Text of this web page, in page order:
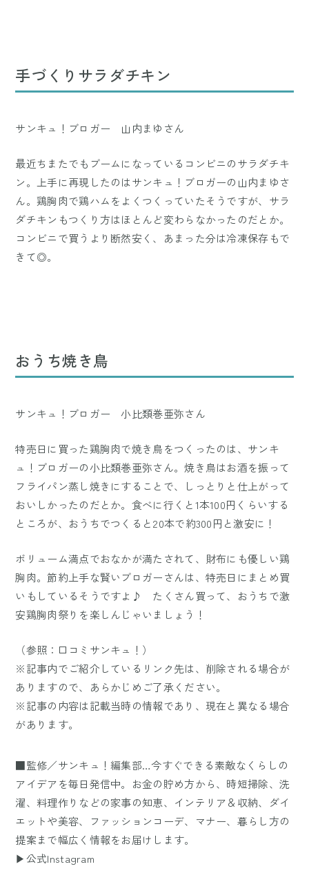
手づくりサラダチキン
サンキュ！ブロガー 山内まゆさん
最近ちまたでもブームになっているコンビニのサラダチキ
ン。上手に再現したのはサンキュ！ブロガーの山内まゆさ
ん。鶏胸肉で鶏ハムをよくつくっていたそうですが、サラ
ダチキンもつくり方はほとんど変わらなかったのだとか。
コンビニで買うより断然安く、あまった分は冷凍保存もで
きて◎。
おうち焼き鳥
サンキュ！ブロガー 小比類巻亜弥さん
特売日に買った鶏胸肉で焼き鳥をつくったのは、サンキ
ュ！ブロガーの小比類巻亜弥さん。焼き鳥はお酒を振って
フライパン蒸し焼きにすることで、しっとりと仕上がって
おいしかったのだとか。食べに行くと1本100円くらいする
ところが、おうちでつくると20本で約300円と激安に！
ボリューム満点でおなかが満たされて、財布にも優しい鶏
胸肉。節約上手な賢いブロガーさんは、特売日にまとめ買
いもしているそうですよ♪ たくさん買って、おうちで激
安鶏胸肉祭りを楽しんじゃいましょう！
（参照： 口コミサンキュ！ ）
※記事内でご紹介しているリンク先は、削除される場合が
ありますので、あらかじめご了承ください。
※記事の内容は記載当時の情報であり、現在と異なる場合
があります。
■監修／サンキュ！編集部…今すぐできる素敵なくらしの
アイデアを毎日発信中。お金の貯め方から、時短掃除、洗
濯、料理作りなどの家事の知恵、インテリア＆収納、ダイ
エットや美容、ファッションコーデ、マナー、暮らし方の
提案まで幅広く情報をお届けします。
▶公式Instagram